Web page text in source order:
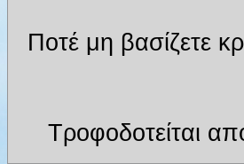
Ποτέ μη βασίζετε
Τροφοδοτείται